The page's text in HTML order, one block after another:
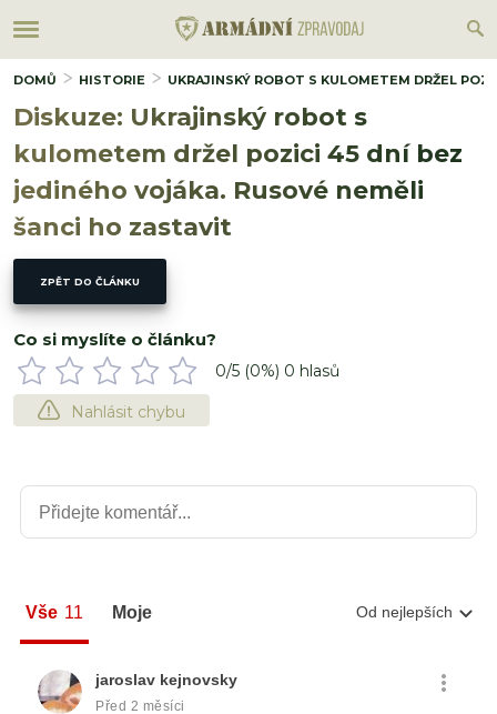
DOMŮ HISTORIE UKRAJINSKÝ ROBOT S KULOMETEM DRŽEL
Diskuze: Ukrajinský robot s
kulometem držel pozici 45 dní bez
jediného vojáka. Rusové neměli
šanci ho zastavit
ZPĚT DO ČLÁNKU
Co si myslíte o článku?
0/5 (0%) 0 hlasů
Nahlásit chybu